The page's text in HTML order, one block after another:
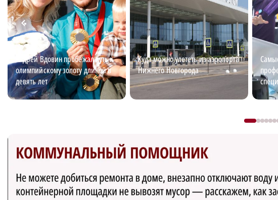
Андрей Вдовин пробежал путь к
олимпийскому золоту длиной в
девять лет
Куда можно улететь из аэропорта
Нижнего Новгорода